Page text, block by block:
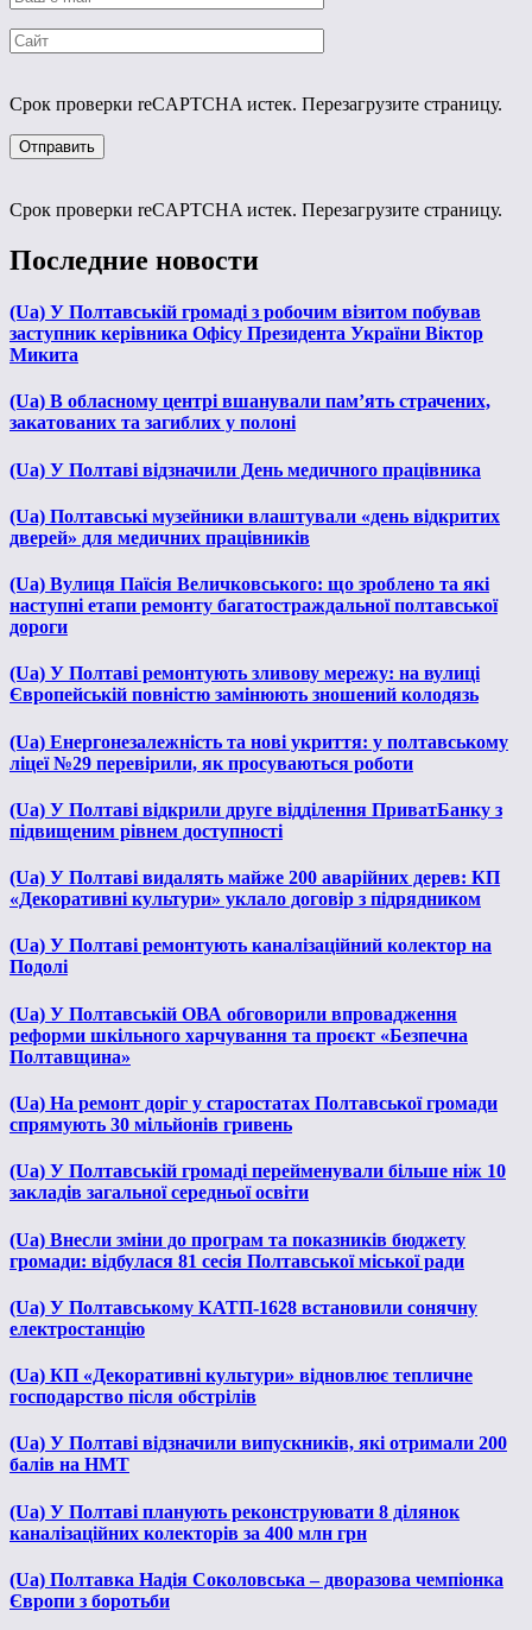
Срок проверки reCAPTCHA истек. Перезагрузите страницу.
Срок проверки reCAPTCHA истек. Перезагрузите страницу.
Последние новости
(Ua) У Полтавській громаді з робочим візитом побував
заступник керівника Офісу Президента України Віктор
Микита
(Ua) В обласному центрі вшанували пам’ять страчених,
закатованих та загиблих у полоні
(Ua) У Полтаві відзначили День медичного працівника
(Ua) Полтавські музейники влаштували «день відкритих
дверей» для медичних працівників
(Ua) Вулиця Паїсія Величковського: що зроблено та які
наступні етапи ремонту багатостраждальної полтавської
дороги
(Ua) У Полтаві ремонтують зливову мережу: на вулиці
Європейській повністю замінюють зношений колодязь
(Ua) Енергонезалежність та нові укриття: у полтавському
ліцеї №29 перевірили, як просуваються роботи
(Ua) У Полтаві відкрили друге відділення ПриватБанку з
підвищеним рівнем доступності
(Ua) У Полтаві видалять майже 200 аварійних дерев: КП
«Декоративні культури» уклало договір з підрядником
(Ua) У Полтаві ремонтують каналізаційний колектор на
Подолі
(Ua) У Полтавській ОВА обговорили впровадження
реформи шкільного харчування та проєкт «Безпечна
Полтавщина»
(Ua) На ремонт доріг у старостатах Полтавської громади
спрямують 30 мільйонів гривень
(Ua) У Полтавській громаді перейменували більше ніж 10
закладів загальної середньої освіти
(Ua) Внесли зміни до програм та показників бюджету
громади: відбулася 81 сесія Полтавської міської ради
(Ua) У Полтавському КАТП-1628 встановили сонячну
електростанцію
(Ua) КП «Декоративні культури» відновлює тепличне
господарство після обстрілів
(Ua) У Полтаві відзначили випускників, які отримали 200
балів на НМТ
(Ua) У Полтаві планують реконструювати 8 ділянок
каналізаційних колекторів за 400 млн грн
(Ua) Полтавка Надія Соколовська – дворазова чемпіонка
Європи з боротьби